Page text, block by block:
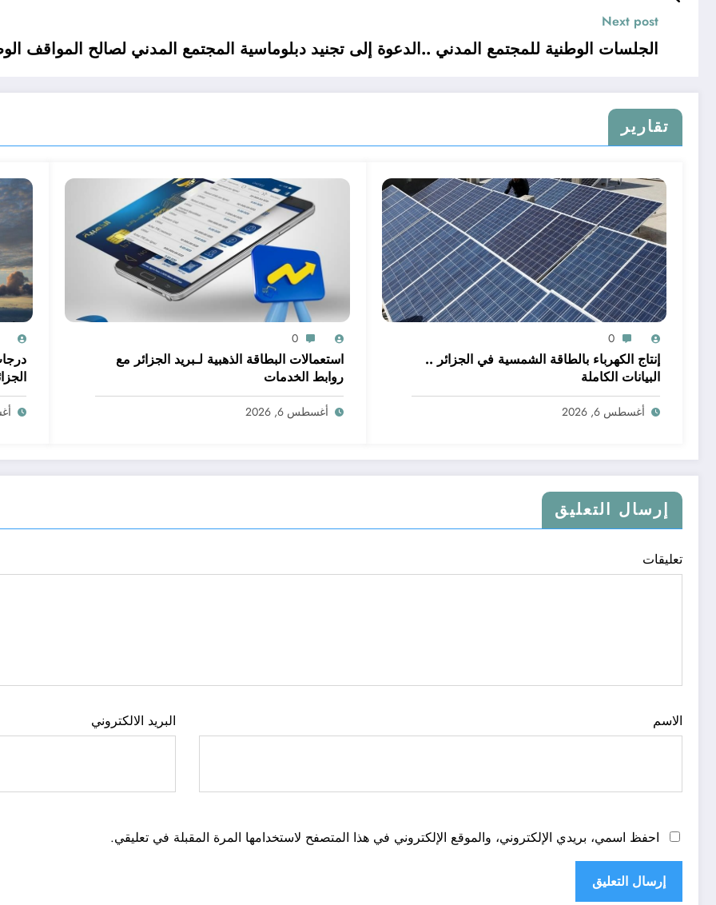
Next post
الجلسات الوطنية للمجتمع المدني ..الدعوة إلى تجنيد دبلوماسية المجتمع المدني لصالح المواقف
تقارير
0
إنتاج الكهرباء بالطاقة الشمسية في الجزائر ..
البيانات الكاملة
أغسطس 6, 2026
0
استعمالات البطاقة الذهبية لـبريد الجزائر مع
روابط الخدمات
أغسطس 6, 2026
إرسال التعليق
تعليقات
الاسم البريد الالكتروني
احفظ اسمي، بريدي الإلكتروني، والموقع الإلكتروني في هذا المتصفح لاستخدامها المرة المقبلة في تعليقي.